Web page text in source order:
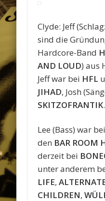
Clyde: Jeff
sind die
Hardcore-Band
AND LOUD) aus
Jeff war bei HFL
JIHAD, Josh
SKITZOFRANTIK.
Lee (Bass) war bei
den BAR ROOM
derzeit bei
unter anderem
LIFE,
CHILDREN,